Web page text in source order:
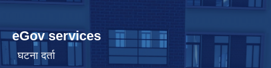
eGov services
घटना दर्ता